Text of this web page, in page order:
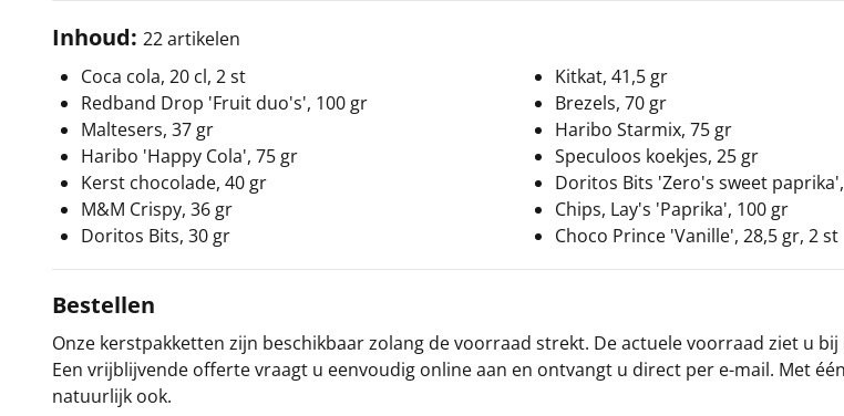
Inhoud: 22 artikelen
Coca cola, 20 cl, 2 st
Redband Drop 'Fruit duo's', 100 gr
Maltesers, 37 gr
Haribo 'Happy Cola', 75 gr
Kerst chocolade, 40 gr
M&M Crispy, 36 gr
Doritos Bits, 30 gr
Kitkat, 41,5 gr
Brezels, 70 gr
Haribo Starmix, 75 gr
Speculoos koekjes, 25 gr
Doritos Bits 'Zero's sweet
Chips, Lay's 'Paprika', 100 gr
Choco Prince 'Vanille', 28,5 gr, 2 st
Bestellen
Onze kerstpakketten zijn beschikbaar zolang de voorraad strekt. De actuele voorraad ziet u
Een vrijblijvende offerte vraagt u eenvoudig online aan en ontvangt u direct per e-mail. Met
natuurlijk ook.